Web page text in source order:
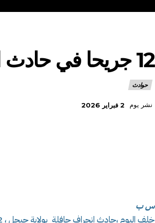
12 جريحا في حادث انحراف حافلة بجيجل
حوادث
نشر يوم 2 فبراير 2026
س ب
خلف اليوم ،حادث انحراف حافلة بولاية جيجل ، 12 مصابا كحصيلة أولية ، حسب بيان الحماية المدنية.